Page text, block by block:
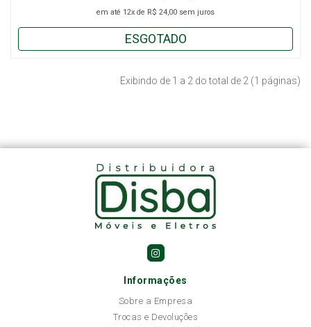
em até 12x de R$ 24,00 sem juros
ESGOTADO
Exibindo de 1 a 2 do total de 2 (1 páginas)
Informações
Sobre a Empresa
Trocas e Devoluções